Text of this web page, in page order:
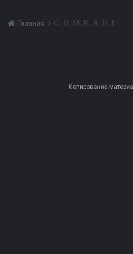
Главная C_O_M_R_A_D_E
Копирование